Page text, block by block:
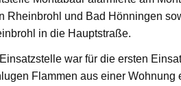
Rheinbrohl und Bad Hönningen
in die Hauptstraße.
war für die ersten
Flammen aus einer